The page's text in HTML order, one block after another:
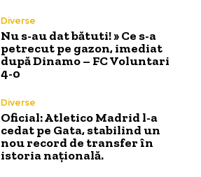
Diverse
Nu s-au dat bătuti! » Ce s-a
petrecut pe gazon, imediat
după Dinamo – FC Voluntari
4-0
Diverse
Oficial: Atletico Madrid l-a
cedat pe Gata, stabilind un
nou record de transfer în
istoria națională.